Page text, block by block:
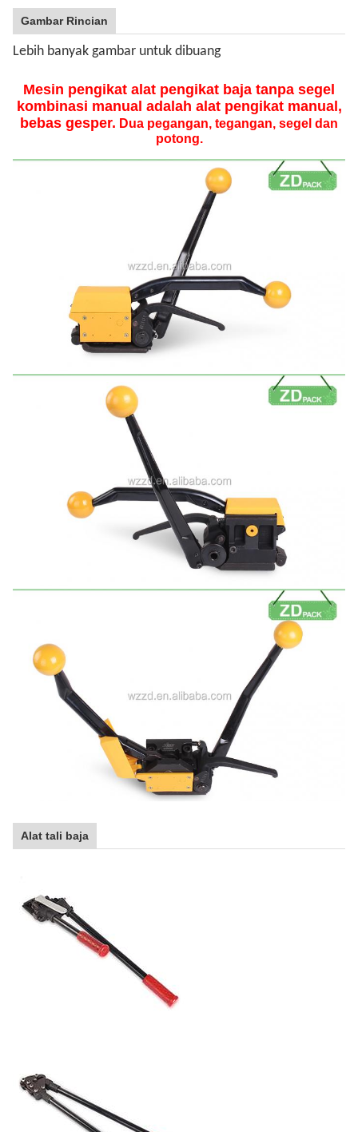
Gambar Rincian
Lebih banyak gambar untuk dibuang
Mesin pengikat alat pengikat baja tanpa segel
kombinasi manual adalah alat pengikat manual,
bebas gesper. Dua pegangan, tegangan, segel dan
potong.
Alat tali baja